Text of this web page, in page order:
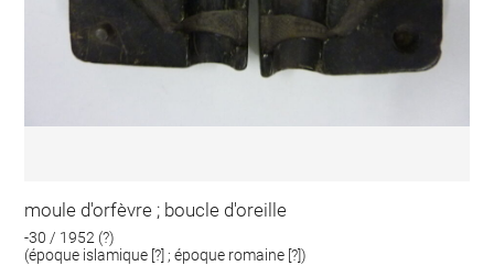
moule d'orfèvre ; boucle d'oreille
-30 / 1952 (?)
(époque islamique [?] ; époque romaine [?])